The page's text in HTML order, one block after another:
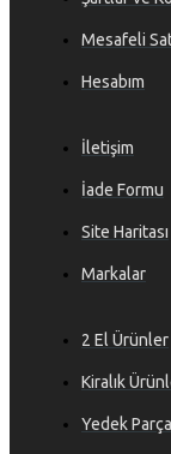
Mesafeli
Hesabım
İletişim
İade Formu
Site Haritası
Markalar
2 El Ürünler
Kiralık
Yedek Parça